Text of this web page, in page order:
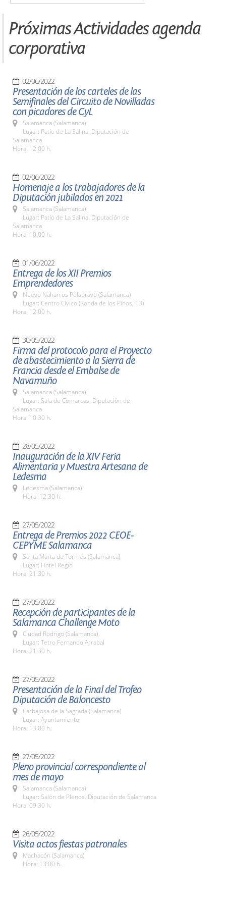
Próximas Actividades agenda
corporativa
02/06/2022
Presentación de los carteles de las
Semifinales del Circuito de Novilladas
con picadores de CyL
Salamanca (Salamanca)
Lugar: Patio de La Salina. Diputación de
Salamanca
Hora: 12:00 h.
02/06/2022
Homenaje a los trabajadores de la
Diputación jubilados en 2021
Salamanca (Salamanca)
Lugar: Patio de La Salina. Diputación de
Salamanca
Hora: 10:00 h.
01/06/2022
Entrega de los XII Premios
Emprendedores
Nuevo Naharros Pelabravo (Salamanca)
Lugar: Centro Cívico (Ronda de los Pinos, 13)
Hora: 12:00 h.
30/05/2022
Firma del protocolo para el Proyecto
de abastecimiento a la Sierra de
Francia desde el Embalse de
Navamuño
Salamanca (Salamanca)
Lugar: Sala de Comarcas. Diputación de
Salamanca
Hora: 10:30 h.
28/05/2022
Inauguración de la XIV Feria
Alimentaria y Muestra Artesana de
Ledesma
Ledesma (Salamanca)
Hora: 12:30 h.
27/05/2022
Entrega de Premios 2022 CEOE-
CEPYME Salamanca
Santa Marta de Tormes (Salamanca)
Lugar: Hotel Regio
Hora: 21:30 h.
27/05/2022
Recepción de participantes de la
Salamanca Challenge Moto
Ciudad Rodrigo (Salamanca)
Lugar: Tetro Fernando Arrabal
Hora: 21:30 h.
27/05/2022
Presentación de la Final del Trofeo
Diputación de Baloncesto
Carbajosa de la Sagrada (Salamanca)
Lugar: Ayuntamiento
Hora: 13:00 h.
27/05/2022
Pleno provincial correspondiente al
mes de mayo
Salamanca (Salamanca)
Lugar: Salón de Plenos. Diputación de Salamanca
Hora: 09:30 h.
26/05/2022
Visita actos fiestas patronales
Machacón (Salamanca)
Hora: 13:00 h.